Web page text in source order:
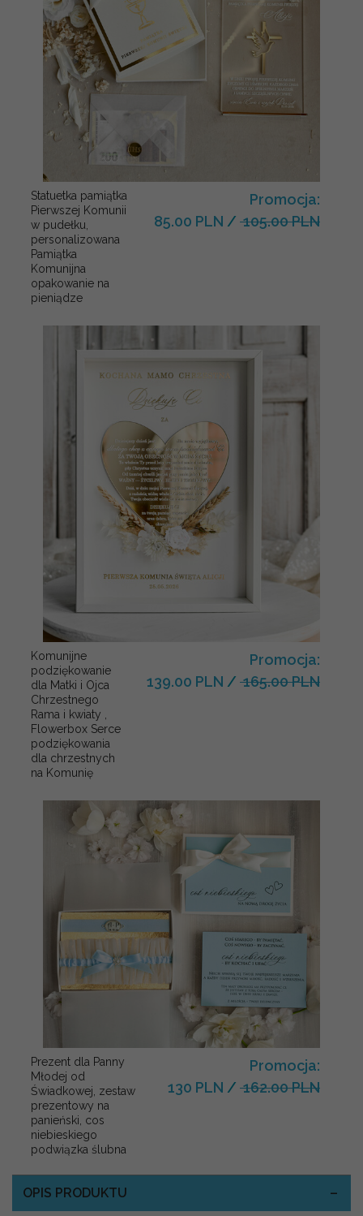
Statuetka pamiątka
Pierwszej Komunii
w pudełku,
personalizowana
Pamiątka
Komunijna
opakowanie na
pieniądze
Promocja:
85.00 PLN / 105.00 PLN
Komunijne
podziękowanie
dla Matki i Ojca
Chrzestnego
Rama i kwiaty ,
Flowerbox Serce
podziękowania
dla chrzestnych
na Komunię
Promocja:
139.00 PLN / 165.00 PLN
Prezent dla Panny
Młodej od
Świadkowej, zestaw
prezentowy na
panieński, cos
niebieskiego
podwiązka ślubna
Promocja:
130 PLN / 162.00 PLN
OPIS PRODUKTU